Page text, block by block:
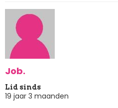
Job.
Lid sinds
19 jaar 3 maanden